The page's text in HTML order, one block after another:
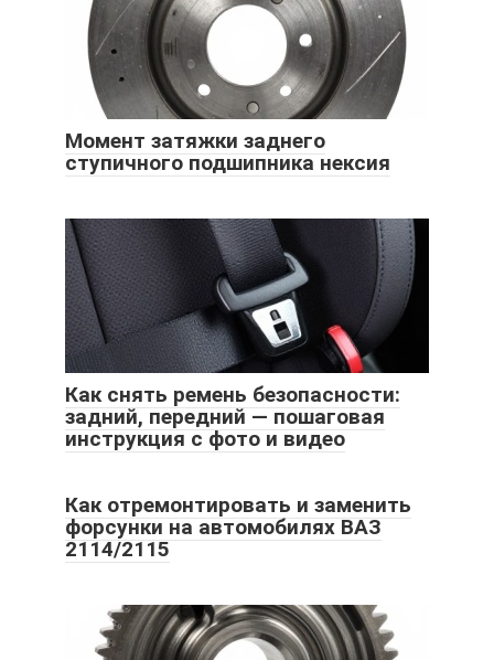
Момент затяжки заднего
ступичного подшипника нексия
Как снять ремень безопасности:
задний, передний — пошаговая
инструкция с фото и видео
Как отремонтировать и заменить
форсунки на автомобилях ВАЗ
2114/2115